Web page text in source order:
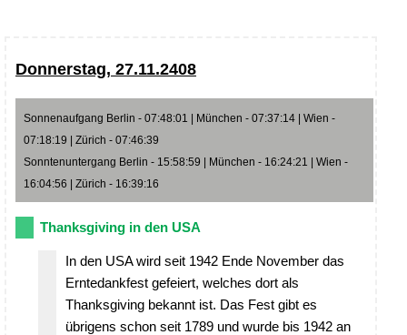
Donnerstag, 27.11.2408
Sonnenaufgang Berlin - 07:48:01 | München - 07:37:14 | Wien -
07:18:19 | Zürich - 07:46:39
Sonntenuntergang Berlin - 15:58:59 | München - 16:24:21 | Wien -
16:04:56 | Zürich - 16:39:16
Thanksgiving in den USA
In den USA wird seit 1942 Ende November das
Erntedankfest gefeiert, welches dort als
Thanksgiving bekannt ist. Das Fest gibt es
übrigens schon seit 1789 und wurde bis 1942 an